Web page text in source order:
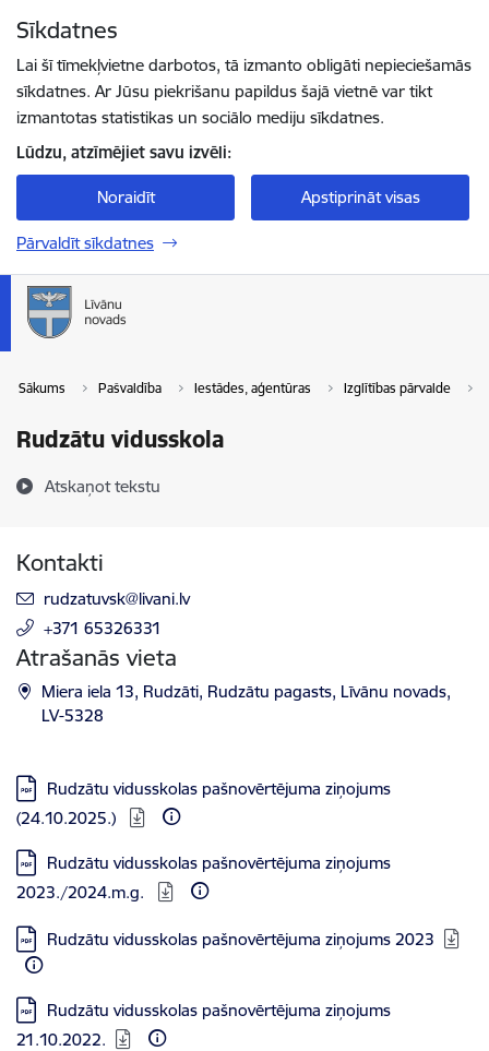
Sīkdatnes
Lai šī tīmekļvietne darbotos, tā izmanto obligāti nepieciešamās
sīkdatnes. Ar Jūsu piekrišanu papildus šajā vietnē var tikt
izmantotas statistikas un sociālo mediju sīkdatnes.
Lūdzu, atzīmējiet savu izvēli:
Noraidīt Apstiprināt visas
Pārvaldīt sīkdatnes
Sākums Pašvaldība Iestādes, aģentūras Izglītības pārvalde
Rudzātu vidusskola
Atskaņot tekstu
Kontakti
E-pasts:
rudzatuvsk@livani.lv
+371 65326331
Atrašanās vieta
Miera iela 13, Rudzāti, Rudzātu pagasts, Līvānu novads,
LV-5328
Lejupielādēt:
Rudzātu vidusskolas pašnovērtējuma ziņojums
(24.10.2025.)
Lejupielādēt:
Rudzātu vidusskolas pašnovērtējuma ziņojums
2023./2024.m.g.
Lejupielādēt:
Rudzātu vidusskolas pašnovērtējuma ziņojums 2023
Lejupielādēt:
Rudzātu vidusskolas pašnovērtējuma ziņojums
21.10.2022.